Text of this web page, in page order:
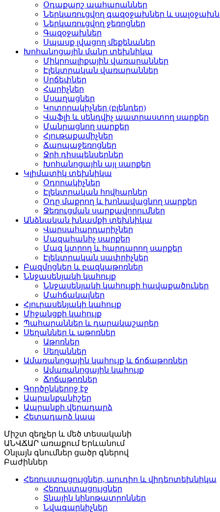
Օդաքարշ պահարաններ
Ներկառուցվող գազօջախներ և
Ներկառուցվող ջեռոցներ
Գազօջախներ
Սպասք լվացող մեքենաներ
Խոհանոցային մանր տեխնիկա
Միկրոալիքային վառարաններ
Էլեկտրական վառարաններ
Սրճեփներ
Հարիչներ
Մսաղացներ
Կոտորակիչներ (բլենդեր)
Վաֆլի և սենդվիչ պատրաստող սարքեր
Մանրացնող սարքեր
Հյութաքամիչներ
Ճարպաջեռոցներ
Ջրի դիսպենսերներ
Խոհանոցային այլ սարքեր
Կլիմատիկ տեխնիկա
Օդորակիչներ
Էլեկտրական հովհարներ
Օդը մաքրող և խոնավացնող սարքեր
Ջեռուցման սարքավորումներ
Անձնական խնամքի տեխնիկա
Վարսահարդարիչներ
Մազահանիչ սարքեր
Մազ կտրող և հարդարող սարքեր
Էլեկտրական սափրիչներ
Բազմոցներ և բազկաթոռներ
Ննջասենյակի կահույք
Ննջասենյակի կահույքի հավաքածուներ
Մահճակալներ
Հյուրասենյակի կահույք
Միջանցքի կահույք
Պահարաններ և դարակաշարեր
Սեղաններ և աթոռներ
Աթոռներ
Սեղաններ
Ամառանոցային կահույք և ճոճաթոռներ
Ամառանոցային կահույք
Ճոճաթոռներ
Գործընկերոջ էջ
Ապրանքանիշեր
Ապրանքի վերադարձ
Հետադարձ կապ
Միշտ զեղչեր և մեծ տեսականի
ԱՆՎՃԱՐ առաքումԵրևանում
Օնլայն գնումներ ցածր գներով
Բաժիններ
Հեռուստացույցներ, աուդիո և վիդեոտեխնիկա
Հեռուստացույցներ
Տնային կինոթատրոններ
Նվագարկիչներ